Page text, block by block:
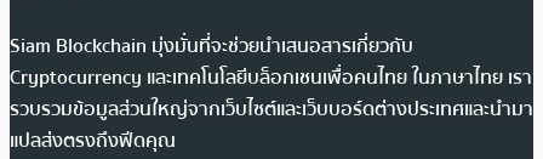
Siam Blockchain มุ่งมั่นที่จะช่วยนำเสนอสารเกี่ยวกับ
Cryptocurrency และเทคโนโลยีบล็อกเชนเพื่อคนไทย ในภาษาไทย เรา
รวบรวมข้อมูลส่วนใหญ่จากเว็บไซต์และเว็บบอร์ดต่างประเทศและนำมา
แปลส่งตรงถึงฟีดคุณ